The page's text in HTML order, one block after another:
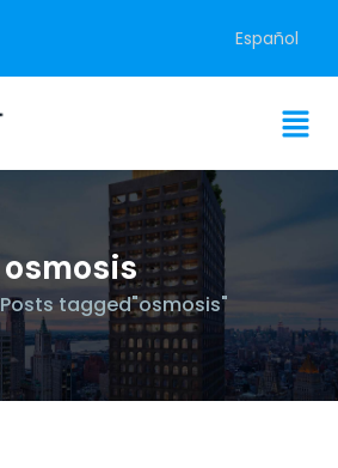
Español
osmosis
Posts tagged"osmosis"